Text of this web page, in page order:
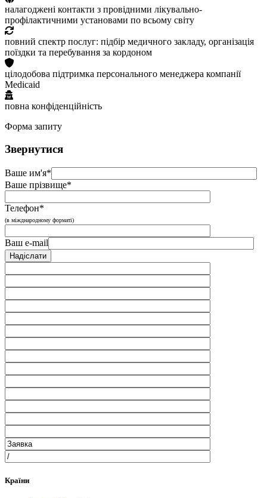
налагоджені контакти з провідними лікувально-
профілактичними установами по всьому світу
повний спектр послуг: підбір медичного закладу, організація
поїздки та перебування за кордоном
цілодобова підтримка персонального менеджера компанії
Medicaid
повна конфіденційність
Форма запиту
Звернутися
Ваше им'я*
Ваше прізвище*
Телефон*
(в міжднародному форматі)
Ваш e-mail
Країни